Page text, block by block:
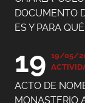
19 19/05/
MONASTERIO
ACADEMIA